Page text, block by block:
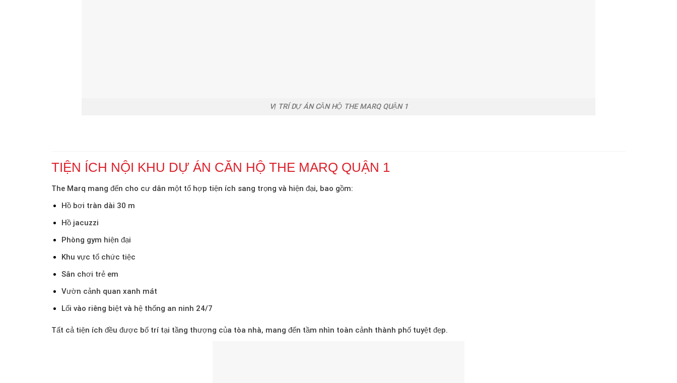
VỊ TRÍ DỰ ÁN CĂN HỘ THE MARQ QUẬN 1
TIỆN ÍCH NỘI KHU DỰ ÁN CĂN HỘ THE MARQ QUẬN 1
The Marq mang đến cho cư dân một tổ hợp tiện ích sang trọng và hiện đại, bao gồm:
Hồ bơi tràn dài 30 m
Hồ jacuzzi
Phòng gym hiện đại
Khu vực tổ chức tiệc
Sân chơi trẻ em
Vườn cảnh quan xanh mát
Lối vào riêng biệt và hệ thống an ninh 24/7
Tất cả tiện ích đều được bố trí tại tầng thượng của tòa nhà, mang đến tầm nhìn toàn cảnh thành phố tuyệt đẹp.